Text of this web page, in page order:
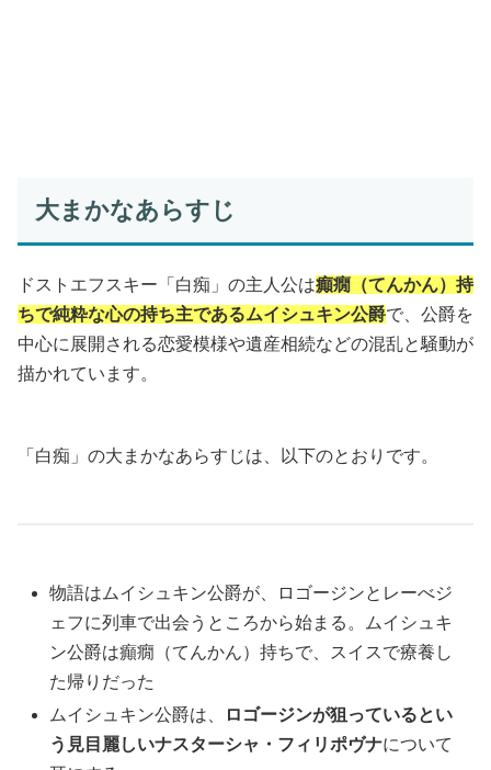
大まかなあらすじ
ドストエフスキー「白痴」の主人公は癲癇（てんかん）持
ちで純粋な心の持ち主であるムイシュキン公爵で、公爵を
中心に展開される恋愛模様や遺産相続などの混乱と騒動が
描かれています。
「白痴」の大まかなあらすじは、以下のとおりです。
物語はムイシュキン公爵が、ロゴージンとレーべジ
ェフに列車で出会うところから始まる。ムイシュキ
ン公爵は癲癇（てんかん）持ちで、スイスで療養し
た帰りだった
ムイシュキン公爵は、
ロゴージンが狙っているとい
う見目麗しいナスターシャ・フィリポヴナについて